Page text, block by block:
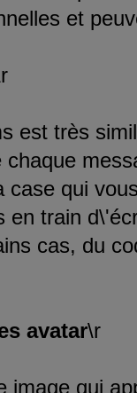
et
est très
case qui
en train
cas, du
avatar\r
image qui